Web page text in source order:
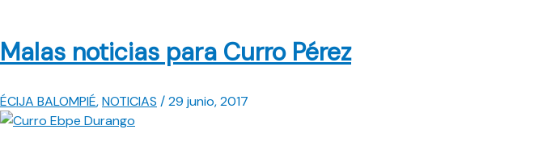
Malas noticias para Curro Pérez
ÉCIJA BALOMPIÉ,NOTICIAS /29 junio, 2017